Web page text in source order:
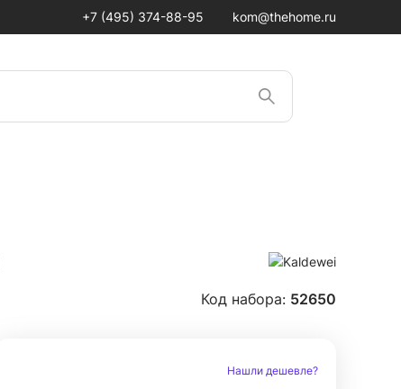
+7 (495) 374-88-95 kom@thehome.ru
Код набора: 52650
Нашли дешевле?